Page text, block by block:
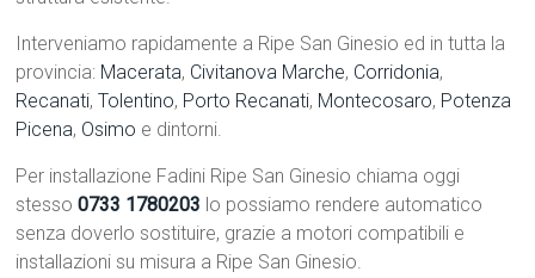
Interveniamo rapidamente a Ripe San Ginesio ed in tutta la
provincia: Macerata, Civitanova Marche, Corridonia,
Recanati,Tolentino, Porto Recanati, Montecosaro, Potenza
Picena, Osimo e dintorni.
Per installazione Fadini Ripe San Ginesio chiama oggi
stesso0733 1780203 lo possiamo rendere automatico
senza doverlo sostituire, grazie a motori compatibili e
installazioni su misura a Ripe San Ginesio.